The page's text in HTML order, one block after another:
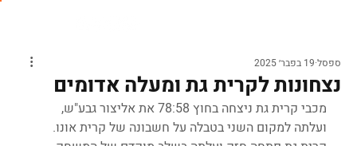
נצחונות לקרית גת ומעלה אדומים
ספסל 19 בפבר׳ 2025
מכבי קרית גת ניצחה בחוץ 78:58 את אליצור גבע"ש,
ועלתה למקום השני בטבלה על חשבונה של קרית אונו.